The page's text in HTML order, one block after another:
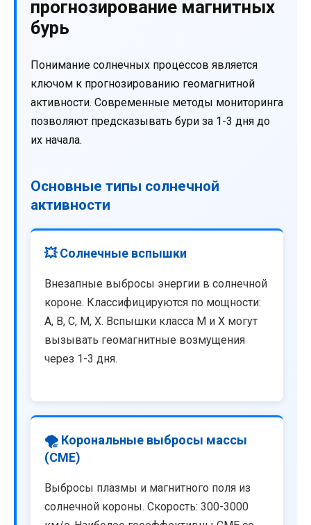
прогнозирование магнитных
бурь
Понимание солнечных процессов является
ключом к прогнозированию геомагнитной
активности. Современные методы мониторинга
позволяют предсказывать бури за 1-3 дня до
их начала.
Основные типы солнечной
активности
💥 Солнечные вспышки
Внезапные выбросы энергии в солнечной
короне. Классифицируются по мощности:
A, B, C, M, X. Вспышки класса M и X могут
вызывать геомагнитные возмущения
через 1-3 дня.
🌪️ Корональные выбросы массы
(CME)
Выбросы плазмы и магнитного поля из
солнечной короны. Скорость: 300-3000